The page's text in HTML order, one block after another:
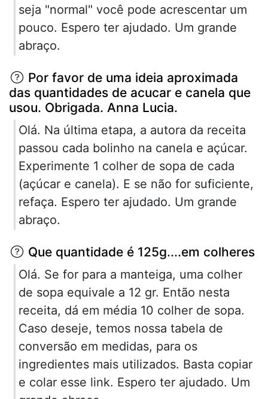
seja "normal" você pode acrescentar um
pouco. Espero ter ajudado. Um grande
abraço.
Por favor de uma ideia aproximada
das quantidades de acucar e canela que
usou. Obrigada. Anna Lucia.
Olá. Na última etapa, a autora da receita
passou cada bolinho na canela e açúcar.
Experimente 1 colher de sopa de cada
(açúcar e canela). E se não for suficiente,
refaça. Espero ter ajudado. Um grande
abraço.
Que quantidade é 125g....em colheres
Olá. Se for para a manteiga, uma colher
de sopa equivale a 12 gr. Então nesta
receita, dá em média 10 colher de sopa.
Caso deseje, temos nossa tabela de
conversão em medidas, para os
ingredientes mais utilizados. Basta copiar
e colar esse link. Espero ter ajudado. Um